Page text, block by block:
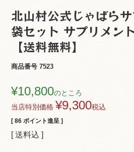
北山村公式じゃばら
袋セット サプリメン
【送料無料】
商品番号 7523
¥10,800のところ
当店特別価格 ¥9,300税込
[ 86 ポイント進呈 ]
送料込